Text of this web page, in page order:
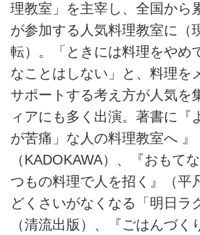
理教室」を主宰し、全国から
が参加する人気料理教室に（
転）。「ときには料理をやめ
なことはしない」と、料理を
サポートする考え方が人気を
ィアにも多く出演。著書に『
が苦痛」な人の料理教室へ 』
（KADOKAWA）、『おもて
つもの料理で人を招く』（平
どくさいがなくなる「明日ラ
（清流出版）、『ごはんづく